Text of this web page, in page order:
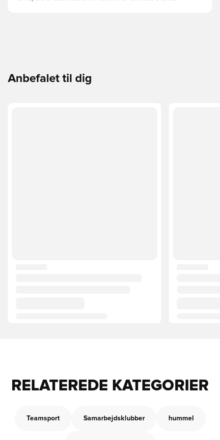
Anbefalet til dig
RELATEREDE KATEGORIER
Teamsport Samarbejdsklubber hummel